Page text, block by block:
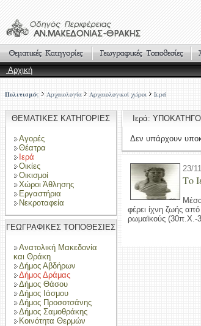
Αρχική
Πολιτισμός Αρχαιολογία Αρχαιολογικοί χώροι Ιερά
ΘΕΜΑΤΙΚΕΣ ΚΑΤΗΓΟΡΙΕΣ
Αγορές
Θέατρα
Ιερά
Οικίες
Οικισμοί
Χώροι Άθλησης
Εργαστήρια
Νεκροταφεία
ΓΕΩΓΡΑΦΙΚΕΣ ΤΟΠΟΘΕΣΙΕΣ
Ανατολική Μακεδονία
και Θράκη
Δήμος Αβδήρων
Δήμος Δράμας
Δήμος Θάσου
Δήμος Ιάσμου
Δήμος Προσοτσάνης
Δήμος Σαμοθράκης
Κοινότητα Θερμών
Ιερά:
Δεν υπάρχουν
23/
Το
φέρει ίχνη ζωής
ρωμαϊκούς (30π.Χ.-